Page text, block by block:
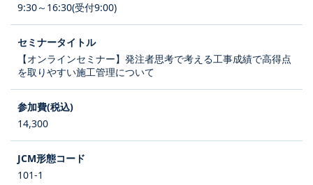
9:30～16:30(受付9:00)
【オンラインセミナー】発注者思考で考える工事成績で高得点
を取りやすい施工管理について
14,300
101-1